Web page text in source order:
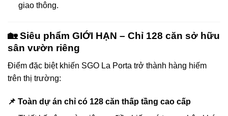
giao thông.
🏡 Siêu phẩm GIỚI HẠN – Chỉ 128 căn sở hữu
sân vườn riêng
Điểm đặc biệt khiến SGO La Porta trở thành hàng hiếm
trên thị trường:
📌 Toàn dự án chỉ có 128 căn thấp tầng cao cấp